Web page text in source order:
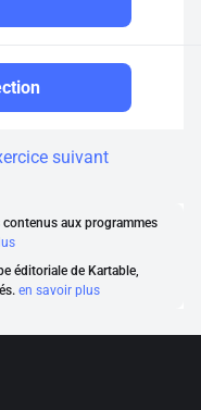
suivant
aux programmes
éditoriale de Kartable,
en savoir plus